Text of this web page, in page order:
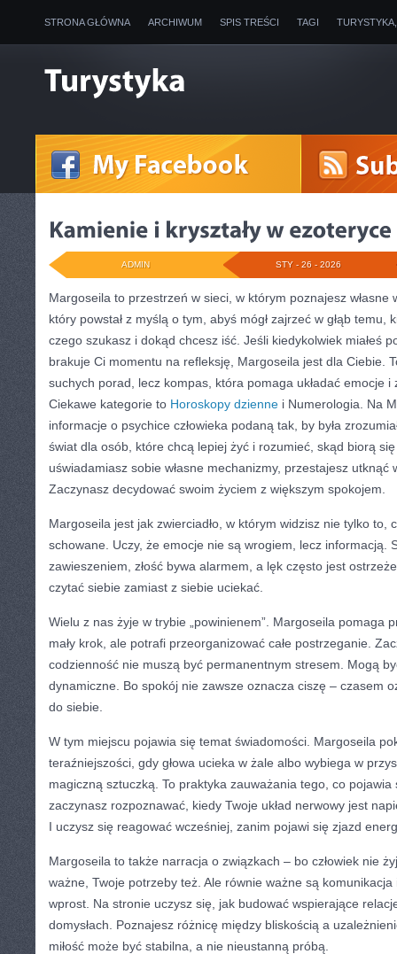
STRONA GŁÓWNA ARCHIWUM SPIS TREŚCI TAGI
STY - 26 - 2026
ADMIN
Margoseila to przestrzeń w sieci, w którym poznajesz własne
który powstał z myślą o tym, abyś mógł zajrzeć w głąb temu,
czego szukasz i dokąd chcesz iść. Jeśli kiedykolwiek miałeś
brakuje Ci momentu na refleksję, Margoseila jest dla Ciebie.
suchych porad, lecz kompas, która pomaga układać emocje
Ciekawe kategorie to Horoskopy dzienne i Numerologia. Na
informacje o psychice człowieka podaną tak, by była
świat dla osób, które chcą lepiej żyć i rozumieć, skąd biorą
uświadamiasz sobie własne mechanizmy, przestajesz utknąć
Zaczynasz decydować swoim życiem z większym spokojem.
Margoseila jest jak zwierciadło, w którym widzisz nie tylko to,
schowane. Uczy, że emocje nie są wrogiem, lecz informacją.
zawieszeniem, złość bywa alarmem, a lęk często jest
czytać siebie zamiast z siebie uciekać.
Wielu z nas żyje w trybie „powinienem”. Margoseila pomaga
mały krok, ale potrafi przeorganizować całe postrzeganie.
codzienność nie muszą być permanentnym stresem. Mogą
dynamiczne. Bo spokój nie zawsze oznacza ciszę – czasem
do siebie.
W tym miejscu pojawia się temat świadomości. Margoseila
teraźniejszości, gdy głowa ucieka w żale albo wybiega w
magiczną sztuczką. To praktyka zauważania tego, co
zaczynasz rozpoznawać, kiedy Twoje układ nerwowy jest
I uczysz się reagować wcześniej, zanim pojawi się zjazd
Margoseila to także narracja o związkach – bo człowiek nie
ważne, Twoje potrzeby też. Ale równie ważne są
wprost. Na stronie uczysz się, jak budować wspierające
domysłach. Poznajesz różnicę między bliskością a
miłość może być stabilna, a nie nieustanną próbą.